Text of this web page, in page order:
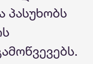
პასუხობს